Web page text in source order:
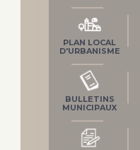
PLAN LOCAL
D'URBANISME
BULLETINS
MUNICIPAUX